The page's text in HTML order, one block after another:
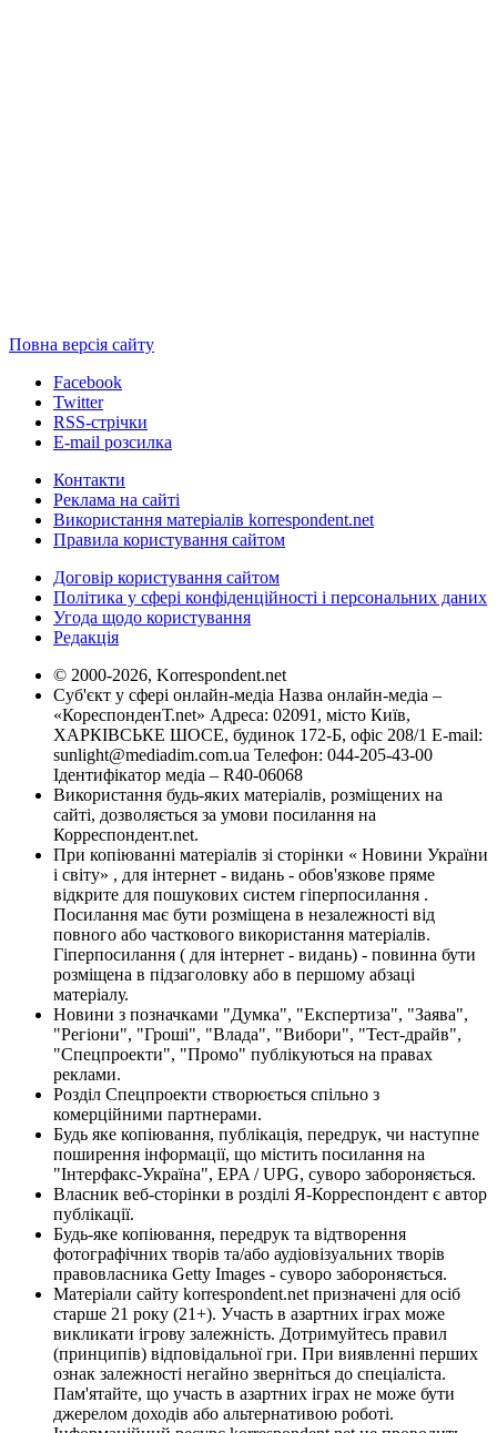
Повна версія сайту
Facebook
Twitter
RSS-стрічки
E-mail розсилка
Контакти
Реклама на сайті
Використання матеріалів korrespondent.net
Правила користування сайтом
Договір користування сайтом
Політика у сфері конфіденційності і персональних даних
Угода щодо користування
Редакція
© 2000-2026, Korrespondent.net
Суб'єкт у сфері онлайн-медіа Назва онлайн-медіа –
«КореспонденТ.net» Адреса: 02091, місто Київ,
ХАРКІВСЬКЕ ШОСЕ, будинок 172-Б, офіс 208/1 E-mail:
sunlight@mediadim.com.ua Телефон: 044-205-43-00
Ідентифікатор медіа – R40-06068
Використання будь-яких матеріалів, розміщених на
сайті, дозволяється за умови посилання на
Корреспондент.net.
При копіюванні матеріалів зі сторінки « Новини України
і світу» , для інтернет - видань - обов'язкове пряме
відкрите для пошукових систем гіперпосилання .
Посилання має бути розміщена в незалежності від
повного або часткового використання матеріалів.
Гіперпосилання ( для інтернет - видань) - повинна бути
розміщена в підзаголовку або в першому абзаці
матеріалу.
Новини з позначками "Думка", "Експертиза", "Заява",
"Регіони", "Гроші", "Влада", "Вибори", "Тест-драйв",
"Спецпроекти", "Промо" публікуються на правах
реклами.
Розділ Спецпроекти створюється спільно з
комерційними партнерами.
Будь яке копіювання, публікація, передрук, чи наступне
поширення інформації, що містить посилання на
"Інтерфакс-Україна", EPA / UPG, суворо забороняється.
Власник веб-сторінки в розділі Я-Корреспондент є автор
публікації.
Будь-яке копіювання, передрук та відтворення
фотографічних творів та/або аудіовізуальних творів
правовласника Getty Images - суворо забороняється.
Матеріали сайту korrespondent.net призначені для осіб
старше 21 року (21+). Участь в азартних іграх може
викликати ігрову залежність. Дотримуйтесь правил
(принципів) відповідальної гри. При виявленні перших
ознак залежності негайно зверніться до спеціаліста.
Пам'ятайте, що участь в азартних іграх не може бути
джерелом доходів або альтернативою роботі.